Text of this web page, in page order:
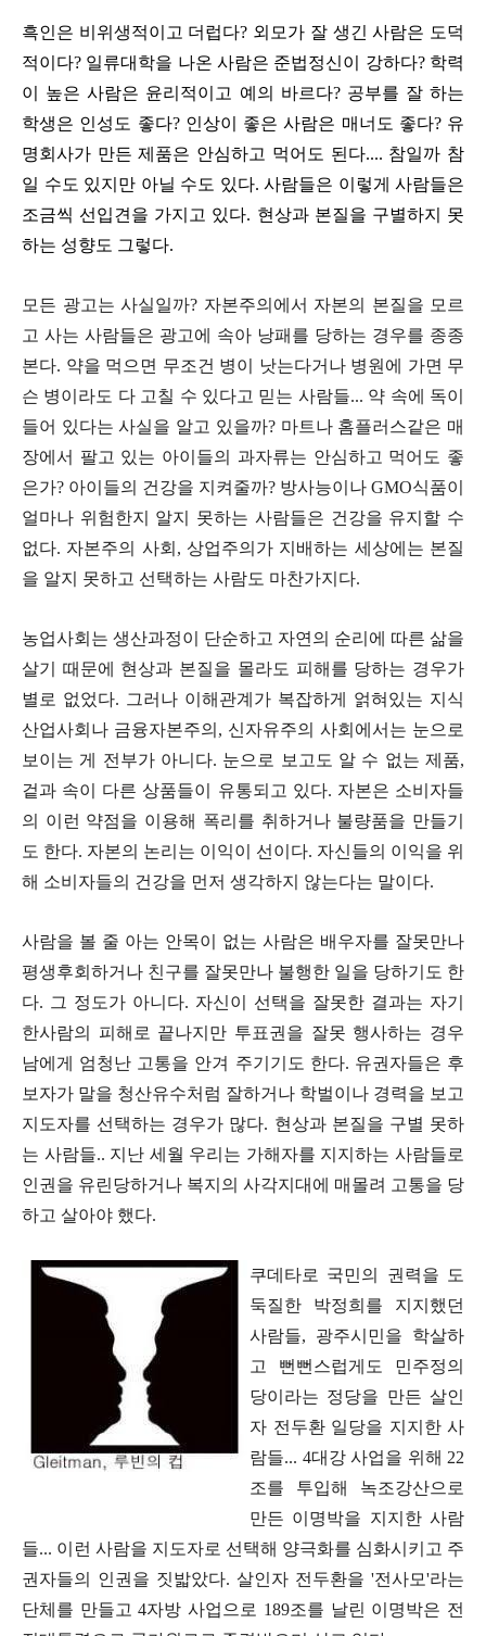
흑인은 비위생적이고 더럽다? 외모가 잘 생긴 사람은 도덕
적이다? 일류대학을 나온 사람은 준법정신이 강하다? 학력
이 높은 사람은 윤리적이고 예의 바르다? 공부를 잘 하는
학생은 인성도 좋다? 인상이 좋은 사람은 매너도 좋다? 유
명회사가 만든 제품은 안심하고 먹어도 된다.... 참일까 참
일 수도 있지만 아닐 수도 있다. 사람들은 이렇게 사람들은
조금씩 선입견을 가지고 있다. 현상과 본질을 구별하지 못
하는 성향도 그렇다.
모든 광고는 사실일까? 자본주의에서 자본의 본질을 모르
고 사는 사람들은 광고에 속아 낭패를 당하는 경우를 종종
본다. 약을 먹으면 무조건 병이 낫는다거나 병원에 가면 무
슨 병이라도 다 고칠 수 있다고 믿는 사람들... 약 속에 독이
들어 있다는 사실을 알고 있을까? 마트나 홈플러스같은 매
장에서 팔고 있는 아이들의 과자류는 안심하고 먹어도 좋
은가? 아이들의 건강을 지켜줄까? 방사능이나 GMO식품이
얼마나 위험한지 알지 못하는 사람들은 건강을 유지할 수
없다. 자본주의 사회 ,상업주의가 지배하는 세상에는 본질
을 알지 못하고 선택하는 사람도 마찬가지다.
농업사회는 생산과정이 단순하고 자연의 순리에 따른 삶을
살기 때문에 현상과 본질을 몰라도 피해를 당하는 경우가
별로 없었다. 그러나 이해관계가 복잡하게 얽혀있는 지식
산업사회나 금융자본주의 , 신자유주의 사회에서는 눈으로
보이는 게 전부가 아니다. 눈으로 보고도 알 수 없는 제품,
겉과 속이 다른 상품들이 유통되고 있다. 자본은 소비자들
의 이런 약점을 이용해 폭리를 취하거나 불량품을 만들기
도 한다. 자본의 논리는 이익이 선이다. 자신들의 이익을 위
해 소비자들의 건강을 먼저 생각하지 않는다는 말이다.
사람을 볼 줄 아는 안목이 없는 사람은 배우자를 잘못만나
평생후회하거나 친구를 잘못만나 불행한 일을 당하기도 한
다. 그 정도가 아니다. 자신이 선택을 잘못한 결과는 자기
한사람의 피해로 끝나지만 투표권을 잘못 행사하는 경우
남에게 엄청난 고통을 안겨 주기기도 한다. 유권자들은 후
보자가 말을 청산유수처럼 잘하거나 학벌이나 경력을 보고
지도자를 선택하는 경우가 많다. 현상과 본질을 구별 못하
는 사람들.. 지난 세월 우리는 가해자를 지지하는 사람들로
인권을 유린당하거나 복지의 사각지대에 매몰려 고통을 당
하고 살아야 했다.
쿠데타로 국민의 권력을 도
둑질한 박정희를 지지했던
사람들, 광주시민을 학살하
고 뻔뻔스럽게도 민주정의
당이라는 정당을 만든 살인
자 전두환 일당을 지지한 사
람들... 4대강 사업을 위해 22
조를 투입해 녹조강산으로
만든 이명박을 지지한 사람
들... 이런 사람을 지도자로 선택해 양극화를 심화시키고 주
권자들의 인권을 짓밟았다. 살인자 전두환을 '전사모'라는
단체를 만들고4자방 사업으로 189조를 날린 이명박은 전